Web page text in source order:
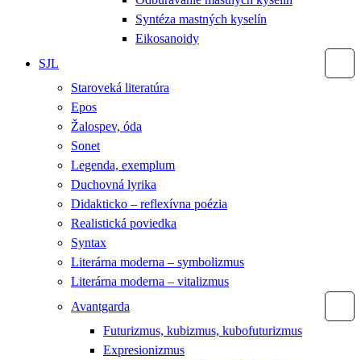
Syntéza mastných kyselín
Eikosanoidy
SJL
Staroveká literatúra
Epos
Žalospev, óda
Sonet
Legenda, exemplum
Duchovná lyrika
Didakticko – reflexívna poézia
Realistická poviedka
Syntax
Literárna moderna – symbolizmus
Literárna moderna – vitalizmus
Avantgarda
Futurizmus, kubizmus, kubofuturizmus
Expresionizmus